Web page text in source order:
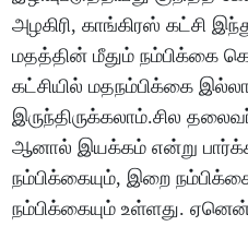
அழகிரி, காங்கிரஸ் கட்சி
மதத்தின் மீதும் நம்பிக்கை
கட்சியில் மதநம்பிக்கை
இருந்திருக்கலாம்.சில
ஆனால் இயக்கம் என்று
நம்பிக்கையும், இறை
நம்பிக்கையும் உள்ளது.